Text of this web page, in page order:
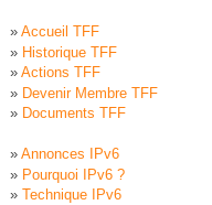
Accueil TFF
Historique TFF
Actions TFF
Devenir Membre TFF
Documents TFF
Annonces IPv6
Pourquoi IPv6 ?
Technique IPv6